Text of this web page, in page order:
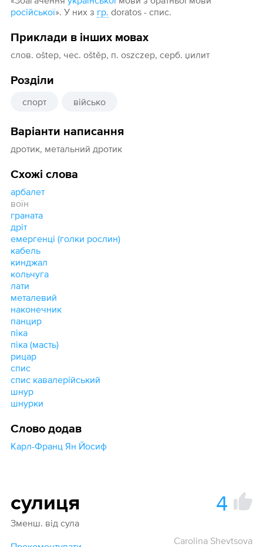
російської». У них з гр. doratos - спис.
Приклади в інших мовах
слов. oštep, чес. oštěp, п. oszczep, серб. џилит
Розділи
спорт військо
Варіанти написання
дротик, метальний дротик
Схожі слова
арбалет
воїн
граната
дріт
емергенці (голки рослин)
кабель
кинджал
кольчуга
лати
металевий
наконечник
панцир
піка
піка (масть)
рицар
спис
спис кавалерійський
шнур
шнурки
Слово додав
Карл-Франц Ян Йосиф
сулиця 4
Зменш. від сула
Carolina Shevtsova